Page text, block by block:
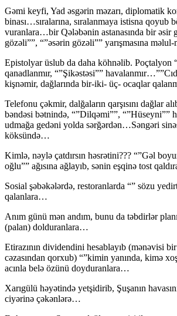
Gəmi keyfi, Yad əsgərin məzarı, diplomatik
binası…sıralarına, sıralanmaya istisna qoyub
vuranlara…bir Qələbənin astanasında bir əsir
gözəli””, “”əsərin gözəli”” yarışmasına məlul-
Epistolyar üslub da daha köhnəlib. Poçtalyon
qanadlanmır, “”Şikəstəsi””
kişnəmir, dağlarında bir-iki- üç- ocaqlar
Telefonu çəkmir, dalğaların qarşısını dağlar
bəndəsi bətnində, “”Dilqəmi””, “”Hüseyni””
udmağa gedəni yolda sərğərdən…Səngəri
köksündə…
Kimlə, nəylə çatdırsın həsrətini??? “”Gəl
oğlu”” ağısına ağlayıb, sənin eşqinə tost
Sosial şəbəkələrdə, restoranlarda “” sözu
qalanlara…
Anım günü mən andım, bunu da təbdirlər
(palan) dolduranlara…
Etirazının dividendini hesablayıb (mənəvisi
cəzasından qorxub) “”kimin yanında, kimə
acınla belə özünü doyduranlara…
Xarıgülü həyətində yetşidirib, Şuşanın
ciyərinə çəkənlərə…